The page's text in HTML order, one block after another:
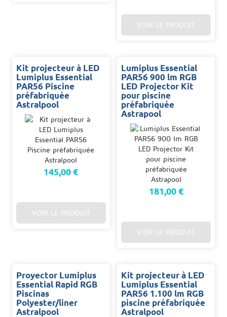
VOIR LE PRODUIT
Kit projecteur à LED
Lumiplus Essential
PAR56 Piscine
préfabriquée
Astralpool
145,00 €
VOIR LE PRODUIT
Lumiplus Essential
PAR56 900 lm RGB
LED Projector Kit
pour piscine
préfabriquée
Astrapool
181,00 €
VOIR LE PRODUIT
Proyector Lumiplus
Essential Rapid RGB
Piscinas
Polyester/liner
Astralpool
Kit projecteur à LED
Lumiplus Essential
PAR56 1.100 lm RGB
piscine préfabriquée
Astralpool